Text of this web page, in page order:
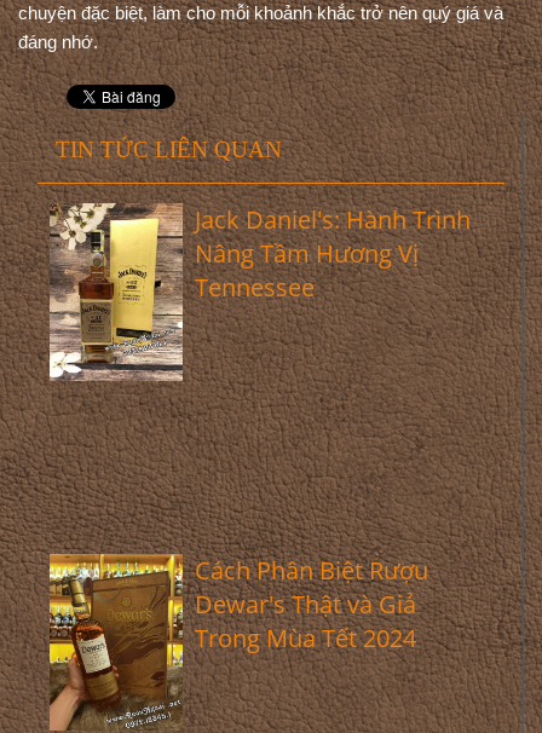
chuyện đặc biệt, làm cho mỗi khoảnh khắc trở nên quý giá và
đáng nhớ.
TIN TỨC LIÊN QUAN
Jack Daniel's: Hành Trình
Nâng Tầm Hương Vị
Tennessee
Cách Phân Biệt Rượu
Dewar's Thật và Giả
Trong Mùa Tết 2024